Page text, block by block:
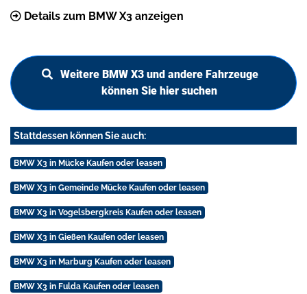
Details zum BMW X3 anzeigen
Weitere BMW X3 und andere Fahrzeuge
können Sie hier suchen
Stattdessen können Sie auch:
BMW X3 in Mücke Kaufen oder leasen
BMW X3 in Gemeinde Mücke Kaufen oder leasen
BMW X3 in Vogelsbergkreis Kaufen oder leasen
BMW X3 in Gießen Kaufen oder leasen
BMW X3 in Marburg Kaufen oder leasen
BMW X3 in Fulda Kaufen oder leasen